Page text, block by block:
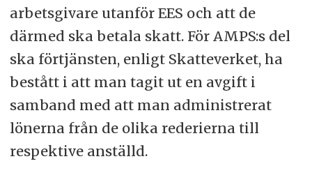
arbetsgivare utanför EES och att de
därmed ska betala skatt. För AMPS:s del
ska förtjänsten, enligt Skatteverket, ha
bestått i att man tagit ut en avgift i
samband med att man administrerat
lönerna från de olika rederierna till
respektive anställd.